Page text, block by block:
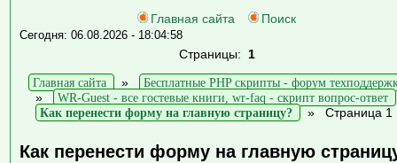
Главная сайта Поиск
Сегодня: 06.08.2026 - 18:04:58
Страницы: 1
Главная сайта
»
Бесплатные PHP скрипты - форум
»
WR-Guest - все гостевые книги, wr-faq - скрипт вопрос-ответ
Как перенести форму на главную страницу?
» Страница 1
Как перенести форму на главную